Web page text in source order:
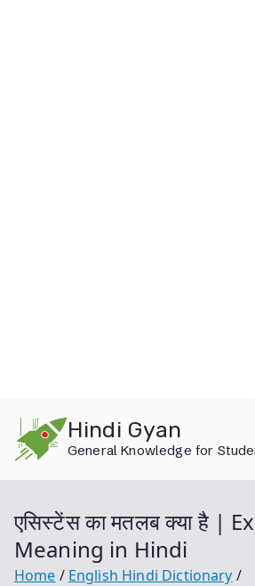
content
Hindi Gyan
General Knowledge for
एसिस्टेंस का मतलब क्या है |
Meaning in Hindi
Home
English Hindi Dictionary